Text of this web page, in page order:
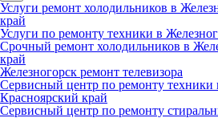
Услуги ремонт холодильников в
край
Услуги по ремонту техники в
Срочный ремонт холодильников в
край
Железногорск ремонт телевизора
Сервисный центр по ремонту техники
Красноярский край
Сервисный центр по ремонту